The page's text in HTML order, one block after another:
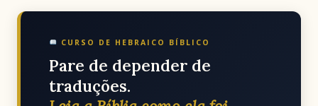
CURSO DE HEBRAICO BÍBLICO
Pare de depender de
traduções.